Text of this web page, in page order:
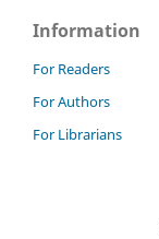
Information
For Readers
For Authors
For Librarians